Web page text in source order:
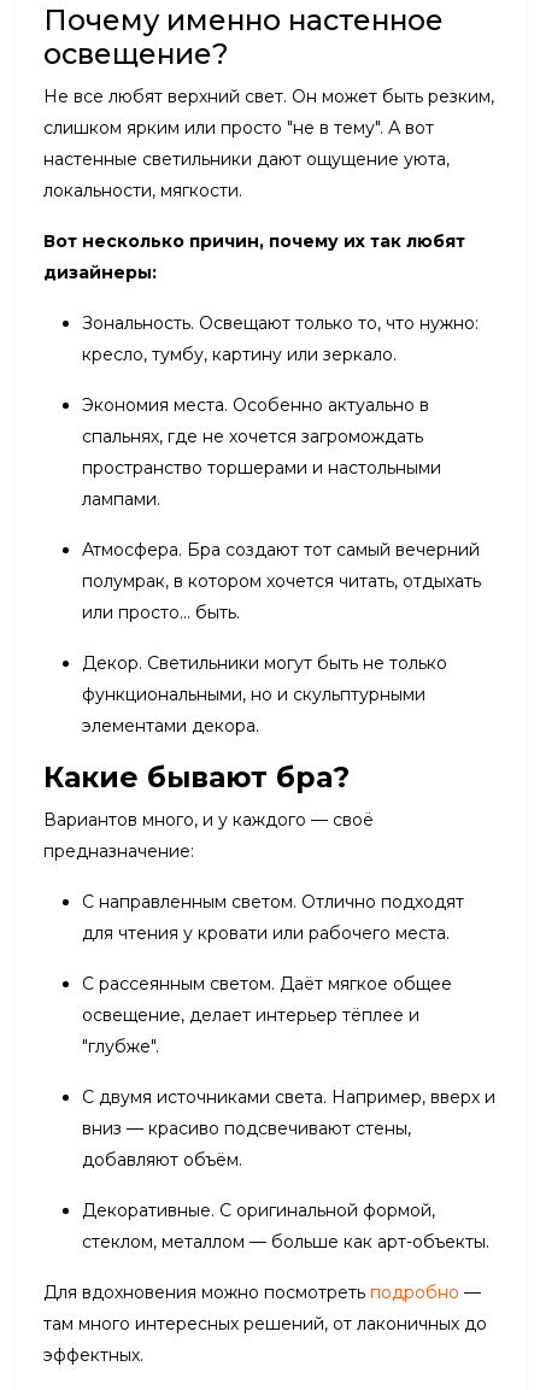
Почему именно настенное
освещение?
Не все любят верхний свет. Он может быть резким,
слишком ярким или просто "не в тему". А вот
настенные светильники дают ощущение уюта,
локальности, мягкости.
Вот несколько причин, почему их так любят
дизайнеры:
Зональность. Освещают только то, что нужно:
кресло, тумбу, картину или зеркало.
Экономия места. Особенно актуально в
спальнях, где не хочется загромождать
пространство торшерами и настольными
лампами.
Атмосфера. Бра создают тот самый вечерний
полумрак, в котором хочется читать, отдыхать
или просто... быть.
Декор. Светильники могут быть не только
функциональными, но и скульптурными
элементами декора.
Какие бывают бра?
Вариантов много, и у каждого — своё
предназначение:
С направленным светом. Отлично подходят
для чтения у кровати или рабочего места.
С рассеянным светом. Даёт мягкое общее
освещение, делает интерьер тёплее и
"глубже".
С двумя источниками света. Например, вверх и
вниз — красиво подсвечивают стены,
добавляют объём.
Декоративные. С оригинальной формой,
стеклом, металлом — больше как арт-объекты.
Для вдохновения можно посмотреть подробно —
там много интересных решений, от лаконичных до
эффектных.